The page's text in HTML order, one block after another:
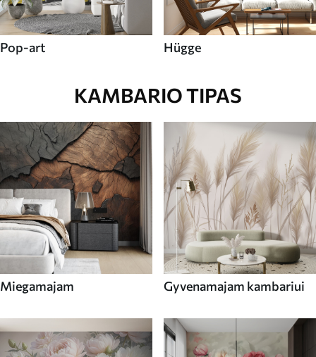
Pop-art Hügge
KAMBARIO TIPAS
Miegamajam Gyvenamajam kambariui